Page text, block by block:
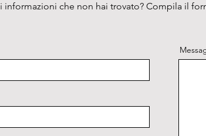
informazioni che non hai trovato? Compila il